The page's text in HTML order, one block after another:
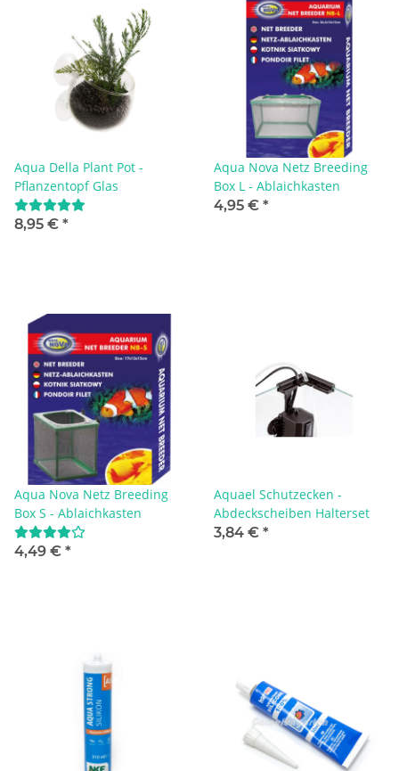
Aqua Della Plant Pot -
Pflanzentopf Glas
8,95 € *
Aqua Nova Netz Breeding
Box L - Ablaichkasten
4,95 € *
Aqua Nova Netz Breeding
Box S - Ablaichkasten
4,49 € *
Aquael Schutzecken -
Abdeckscheiben Halterset
3,84 € *